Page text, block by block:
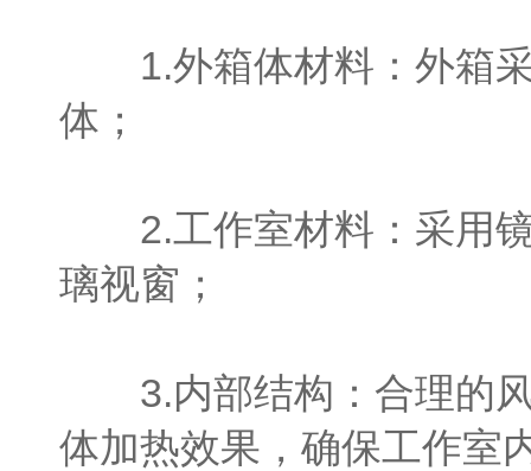
1.外箱体材料：外箱采
体；
2.工作室材料：采用镜
璃视窗；
3.内部结构：合理的风
体加热效果，确保工作室